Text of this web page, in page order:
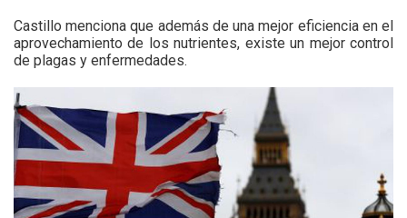
Castillo menciona que además de una mejor eficiencia en el
aprovechamiento de los nutrientes, existe un mejor control
de plagas y enfermedades.